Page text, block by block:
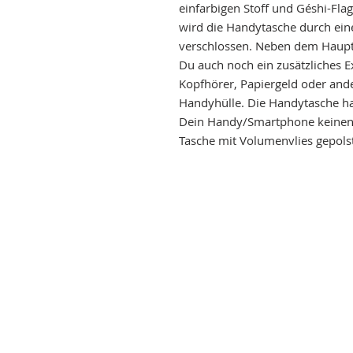
einfarbigen Stoff und Géshi-
wird die Handytasche durch
verschlossen. Neben dem
Du auch noch ein zusätzliches
Kopfhörer, Papiergeld oder
Handyhülle. Die Handytasche
Dein Handy/Smartphone
Tasche mit Volumenvlies